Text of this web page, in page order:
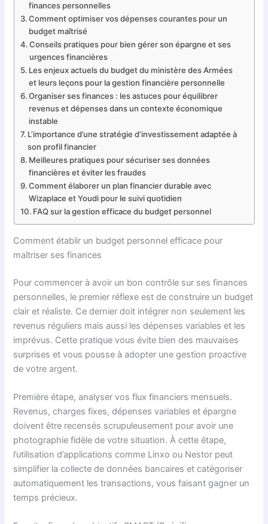
finances personnelles
Comment optimiser vos dépenses courantes pour un
budget maîtrisé
Conseils pratiques pour bien gérer son épargne et ses
urgences financières
Les enjeux actuels du budget du ministère des Armées
et leurs leçons pour la gestion financière personnelle
Organiser ses finances : les astuces pour équilibrer
revenus et dépenses dans un contexte économique
instable
L’importance d’une stratégie d’investissement adaptée à
son profil financier
Meilleures pratiques pour sécuriser ses données
financières et éviter les fraudes
Comment élaborer un plan financier durable avec
Wizaplace et Youdi pour le suivi quotidien
FAQ sur la gestion efficace du budget personnel
Comment établir un budget personnel efficace pour
maîtriser ses finances
Pour commencer à avoir un bon contrôle sur ses finances
personnelles, le premier réflexe est de construire un budget
clair et réaliste. Ce dernier doit intégrer non seulement les
revenus réguliers mais aussi les dépenses variables et les
imprévus. Cette pratique vous évite bien des mauvaises
surprises et vous pousse à adopter une gestion proactive
de votre argent.
Première étape, analyser vos flux financiers mensuels.
Revenus, charges fixes, dépenses variables et épargne
doivent être recensés scrupuleusement pour avoir une
photographie fidèle de votre situation. À cette étape,
l’utilisation d’applications comme Linxo ou Nestor peut
simplifier la collecte de données bancaires et catégoriser
automatiquement les transactions, vous faisant gagner un
temps précieux.